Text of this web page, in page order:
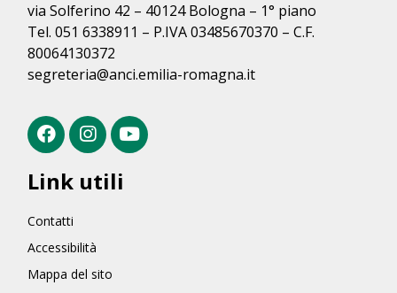
via Solferino 42 – 40124 Bologna – 1° piano
Tel. 051 6338911 – P.IVA 03485670370 – C.F.
80064130372
segreteria@anci.emilia-romagna.it
Link utili
Contatti
Accessibilità
Mappa del sito